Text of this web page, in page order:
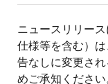
ニュースリリー
仕様等を含む）
告なしに変更さ
めご承知ください